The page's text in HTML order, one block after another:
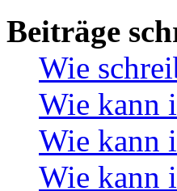
Beiträge
Wie
Wie kann
Wie kann
Wie kann